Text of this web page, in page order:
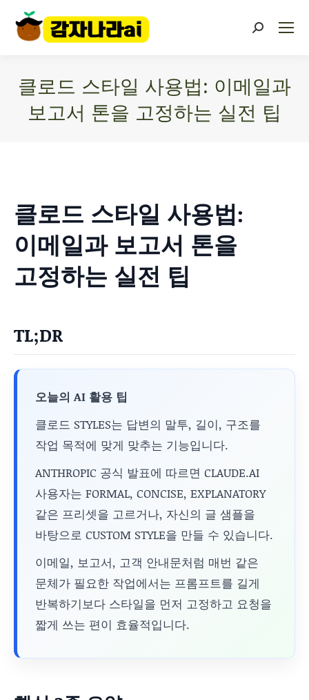
클로드 스타일 사용법: 이메일과
보고서 톤을 고정하는 실전 팁
클로드 스타일 사용법:
이메일과 보고서 톤을
고정하는 실전 팁
TL;DR
오늘의 AI 활용 팁
클로드 STYLES는 답변의 말투, 길이, 구조를
작업 목적에 맞게 맞추는 기능입니다.
ANTHROPIC 공식 발표에 따르면 CLAUDE.AI
사용자는 FORMAL, CONCISE, EXPLANATORY
같은 프리셋을 고르거나, 자신의 글 샘플을
바탕으로 CUSTOM STYLE을 만들 수 있습니다.
이메일, 보고서, 고객 안내문처럼 매번 같은
문체가 필요한 작업에서는 프롬프트를 길게
반복하기보다 스타일을 먼저 고정하고 요청을
짧게 쓰는 편이 효율적입니다.